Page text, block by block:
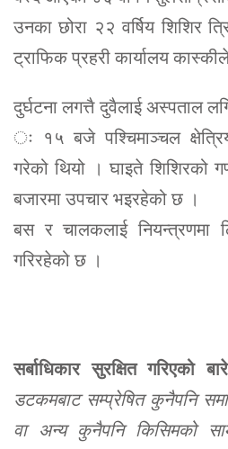
उनका छोरा २२ वर्षिय शिशिर
ट्राफिक प्रहरी कार्यालय
दुर्घटना लगत्तै दुवैलाई अस्पताल
ः १५ बजे पश्चिमाञ्चल
गरेको थियो । घाइते शिशिरको
बजारमा उपचार भइरहेको छ ।
बस र चालकलाई नियन्त्रणमा
गरिरहेको छ ।
सर्बाधिकार सुरक्षित गरिएको
डटकमबाट सम्प्रेषित कुनैपनि
वा अन्य कुनैपनि किसिमको